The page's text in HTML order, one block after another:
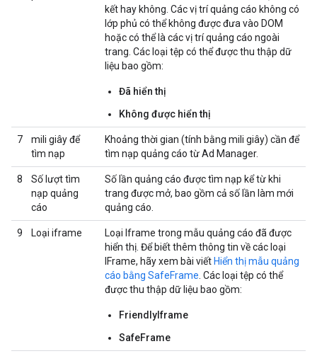
kết hay không. Các vị trí quảng cáo không có
lớp phủ có thể không được đưa vào DOM
hoặc có thể là các vị trí quảng cáo ngoài
trang. Các loại tệp có thể được thu thập dữ
liệu bao gồm:
Đã hiển thị
Không được hiển thị
7
mili giây để
tìm nạp
Khoảng thời gian (tính bằng mili giây) cần để
tìm nạp quảng cáo từ Ad Manager.
8
Số lượt tìm
nạp quảng
cáo
Số lần quảng cáo được tìm nạp kể từ khi
trang được mở, bao gồm cả số lần làm mới
quảng cáo.
9 Loại iframe
Loại Iframe trong mẫu quảng cáo đã được
hiển thị. Để biết thêm thông tin về các loại
IFrame, hãy xem bài viết Hiển thị mẫu quảng
cáo bằng SafeFrame . Các loại tệp có thể
được thu thập dữ liệu bao gồm:
FriendlyIframe
SafeFrame